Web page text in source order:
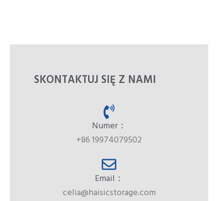
SKONTAKTUJ SIĘ Z NAMI
Numer：
+86 19974079502
Email：
celia@haisicstorage.com